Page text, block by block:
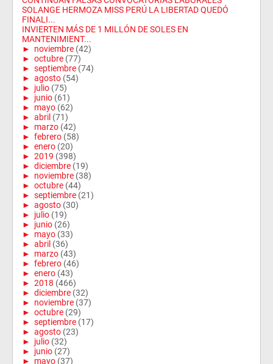
SOLANGE HERMOZA MISS PERÚ LA LIBERTAD QUEDÓ
FINALI...
INVIERTEN MÁS DE 1 MILLÓN DE SOLES EN
MANTENIMIENT...
► noviembre (42)
► octubre (77)
► septiembre (74)
► agosto (54)
► julio (75)
► junio (61)
► mayo (62)
► abril (71)
► marzo (42)
► febrero (58)
► enero (20)
► 2019 (398)
► diciembre (19)
► noviembre (38)
► octubre (44)
► septiembre (21)
► agosto (30)
► julio (19)
► junio (26)
► mayo (33)
► abril (36)
► marzo (43)
► febrero (46)
► enero (43)
► 2018 (466)
► diciembre (32)
► noviembre (37)
► octubre (29)
► septiembre (17)
► agosto (23)
► julio (32)
► junio (27)
► mayo (37)